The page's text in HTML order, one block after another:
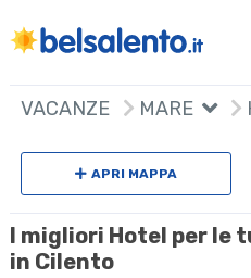
VACANZE MARE
APRI MAPPA
I migliori Hotel per le
in Cilento
+